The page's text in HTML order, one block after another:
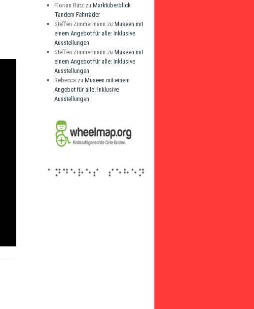
Florian Rützzu Marktüberblick
Tandem Fahrräder
Steffen Zimmermann zu Museen mit
einem Angebot für alle: Inklusive
Ausstellungen
Steffen Zimmermann zu Museen mit
einem Angebot für alle: Inklusive
Ausstellungen
Rebecca zu Museen mit einem
Angebot für alle: Inklusive
Ausstellungen